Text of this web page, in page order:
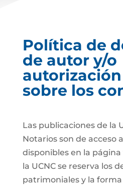
Política de
de autor y/o
sobre los
Las publicaciones de la
Notarios son de acceso
disponibles en la
la UCNC se reserva los
patrimoniales y la